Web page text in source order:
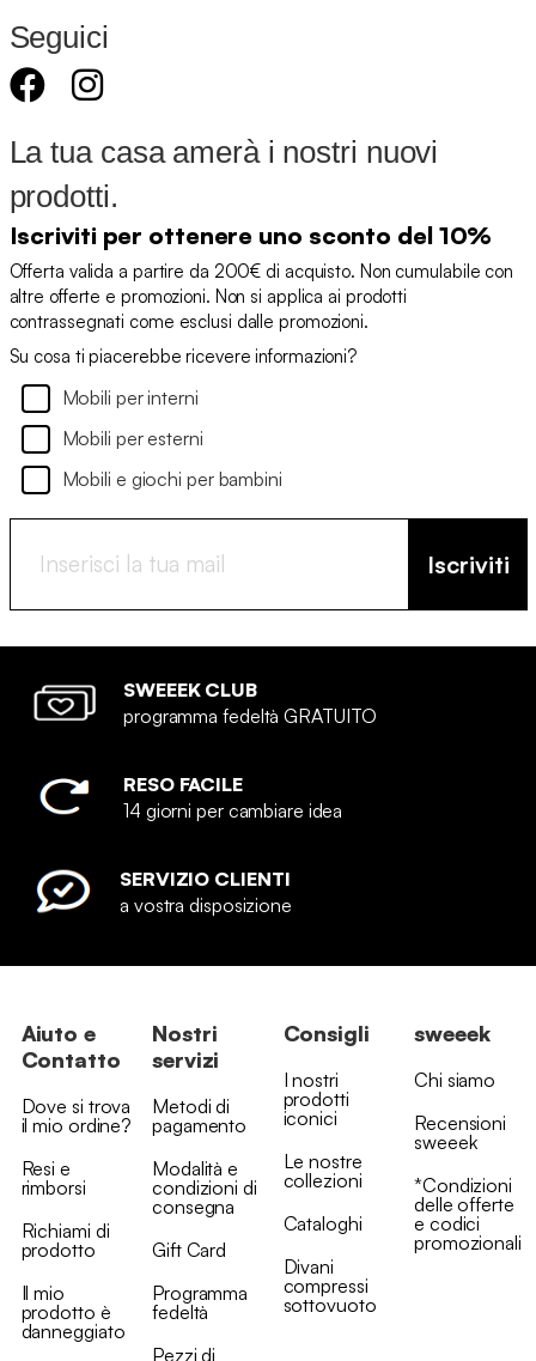
Seguici
La tua casa amerà i nostri nuovi
prodotti.
Iscriviti per ottenere uno sconto del 10%
Offerta valida a partire da 200€ di acquisto. Non cumulabile con
altre offerte e promozioni. Non si applica ai prodotti
contrassegnati come esclusi dalle promozioni.
Su cosa ti piacerebbe ricevere informazioni?
Mobili per interni
Mobili per esterni
Mobili e giochi per bambini
Iscriviti
SWEEEK CLUB
programma fedeltà GRATUITO
RESO FACILE
14 giorni per cambiare idea
SERVIZIO CLIENTI
a vostra disposizione
Aiuto e
Contatto
Dove si trova
il mio ordine?
Resi e
rimborsi
Richiami di
prodotto
Il mio
prodotto è
danneggiato
Nostri
servizi
Metodi di
pagamento
Modalità e
condizioni di
consegna
Gift Card
Programma
fedeltà
Pezzi di
Consigli
I nostri
prodotti
iconici
Le nostre
collezioni
Cataloghi
Divani
compressi
sottovuoto
sweeek
Chi siamo
Recensioni
sweeek
*Condizioni
delle offerte
e codici
promozionali